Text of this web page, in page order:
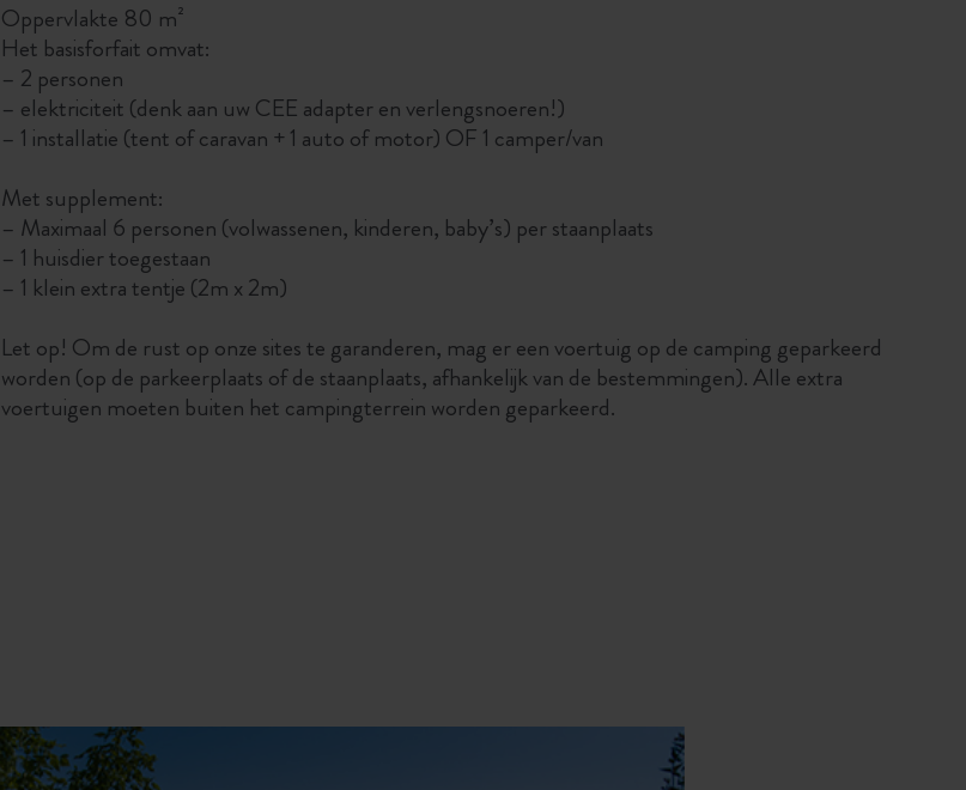
Oppervlakte 80 m²
Het basisforfait omvat:
– 2 personen
– elektriciteit (denk aan uw CEE adapter en verlengsnoeren!)
– 1 installatie (tent of caravan + 1 auto of motor) OF 1 camper/van
Met supplement:
– Maximaal 6 personen (volwassenen, kinderen, baby’s) per staanplaats
– 1 huisdier toegestaan
– 1 klein extra tentje (2m x 2m)
Let op! Om de rust op onze sites te garanderen, mag er een voertuig op de camping geparkeerd
worden (op de parkeerplaats of de staanplaats, afhankelijk van de bestemmingen). Alle extra
voertuigen moeten buiten het campingterrein worden geparkeerd.